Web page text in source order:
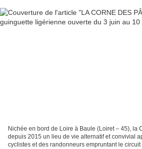
Nichée en bord de Loire à Baule (Loiret – 45), la
depuis 2015 un lieu de vie alternatif et convivial
cyclistes et des randonneurs empruntant le